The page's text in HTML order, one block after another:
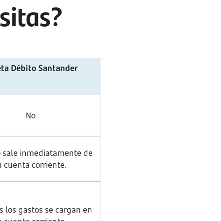
Débito Santander
No
sale inmediatamente de
cuenta corriente.
los gastos se cargan en